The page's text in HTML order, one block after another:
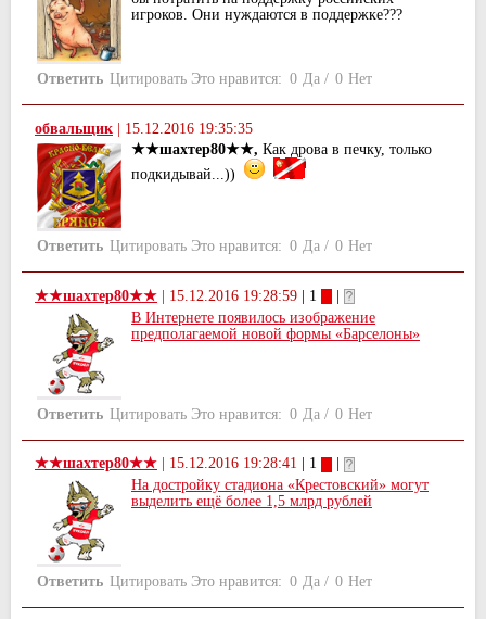
игроков. Они нуждаются в поддержке???
Ответить Цитировать Это нравится: 0 Да / 0 Нет
обвальщик
15.12.2016 19:35:35
★★шахтер80★★, Как дрова в печку, только
подкидывай...))
Ответить Цитировать Это нравится: 0 Да / 0 Нет
★★шахтер80★★ | 15.12.2016 19:28:59 | 1
|
В Интернете появилось изображение
предполагаемой новой формы «Барселоны»
Ответить Цитировать Это нравится: 0 Да / 0 Нет
★★шахтер80★★ 15.12.2016 19:28:41 | 1
На достройку стадиона «Крестовский» могут
выделить ещё более 1,5 млрд рублей
Ответить Цитировать Это нравится: 0 Да / 0 Нет